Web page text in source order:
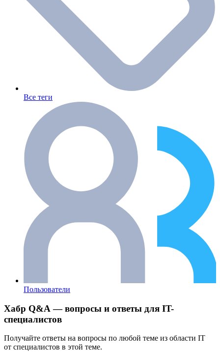
Все теги
Пользователи
Хабр Q&A — вопросы и ответы для IT-
специалистов
Получайте ответы на вопросы по любой теме из области IT
от специалистов в этой теме.